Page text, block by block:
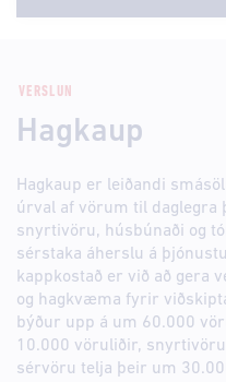
VERSLUN
Hagkaup
Hagkaup er leiðandi
úrval af vörum til daglegra
snyrtivöru, húsbúnaði og
sérstaka áherslu á
kappkostað er við að gera
og hagkvæma fyrir
býður upp á um 60.000
10.000 vöruliðir,
sérvöru telja þeir um